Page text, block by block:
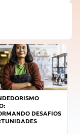
DESAFIOS